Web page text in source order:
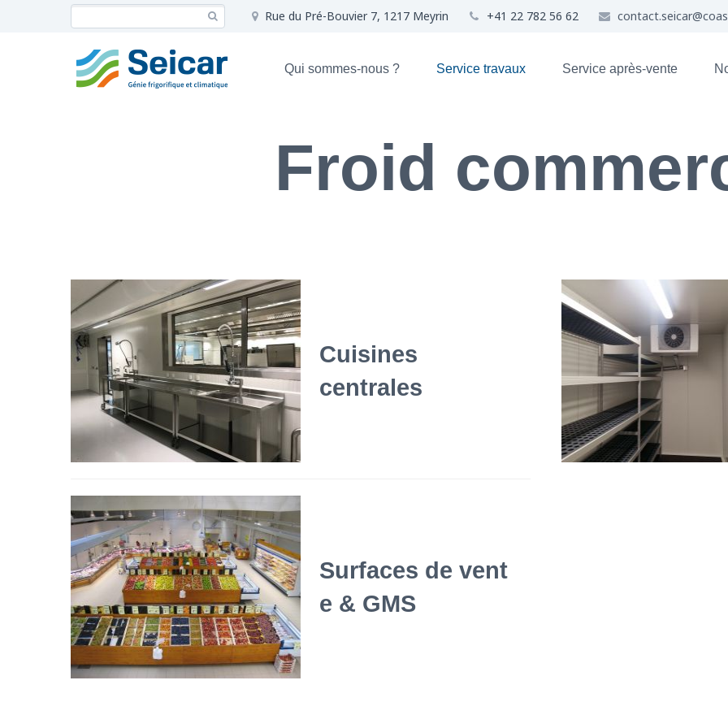
Rue du Pré-Bouvier 7, 1217 Meyrin +41 22 782 56 62
Qui sommes-nous ? Service travaux Service après-vente
Froid
Cuisines
centrales
Surfaces de vent
e & GMS